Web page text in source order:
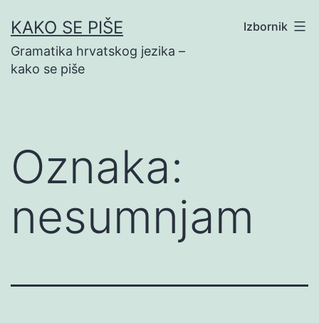
na
sadržaj
KAKO SE PIŠE
Gramatika hrvatskog jezika –
kako se piše
Izbornik
Oznaka:
nesumnjam